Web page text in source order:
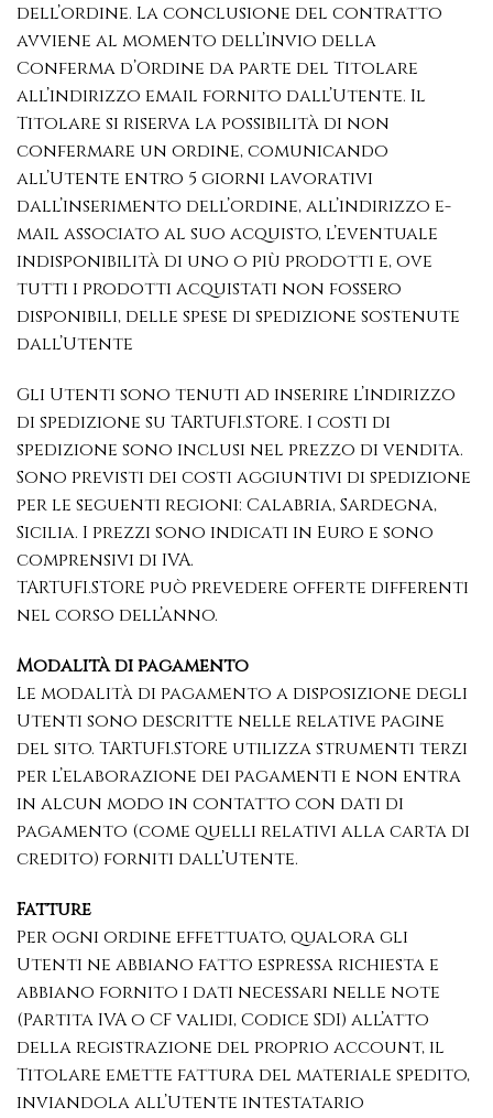
dell’ordine. La conclusione del contratto
avviene al momento dell’invio della
Conferma d’Ordine da parte del Titolare
all’indirizzo email fornito dall’Utente. Il
Titolare si riserva la possibilità di non
confermare un ordine, comunicando
all’Utente entro 5 giorni lavorativi
dall’inserimento dell’ordine, all’indirizzo e-
mail associato al suo acquisto, l’eventuale
indisponibilità di uno o più prodotti e, ove
tutti i prodotti acquistati non fossero
disponibili, delle spese di spedizione sostenute
dall’Utente
Gli Utenti sono tenuti ad inserire l’indirizzo
di spedizione su TARTUFI.STORE. I costi di
spedizione sono inclusi nel prezzo di vendita.
Sono previsti dei costi aggiuntivi di spedizione
per le seguenti regioni: Calabria, Sardegna,
Sicilia. I prezzi sono indicati in Euro e sono
comprensivi di IVA.
TARTUFI.STORE può prevedere offerte differenti
nel corso dell’anno.
Modalità di pagamento
Le modalità di pagamento a disposizione degli
Utenti sono descritte nelle relative pagine
del sito. TARTUFI.STORE utilizza strumenti terzi
per l’elaborazione dei pagamenti e non entra
in alcun modo in contatto con dati di
pagamento (come quelli relativi alla carta di
credito) forniti dall’Utente.
Fatture
Per ogni ordine effettuato, qualora gli
Utenti ne abbiano fatto espressa richiesta e
abbiano fornito i dati necessari nelle note
(Partita IVA o CF validi, Codice SDI) all’atto
della registrazione del proprio account, il
Titolare emette fattura del materiale spedito,
inviandola all’Utente intestatario